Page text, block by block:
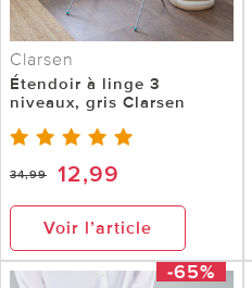
Clarsen
Étendoir à linge 3
niveaux, gris Clarsen
34,99 12,99
Voir l’article
-65%